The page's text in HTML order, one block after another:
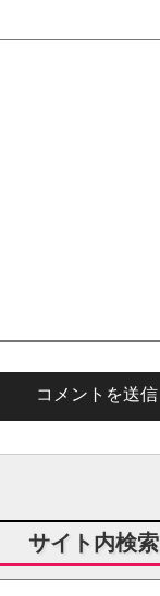
サイト内検索